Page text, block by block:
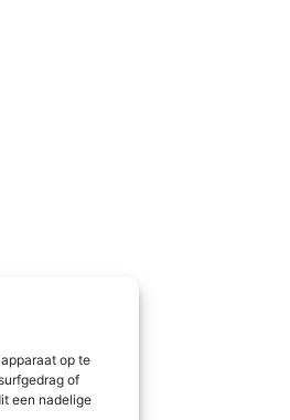
op te
of
een nadelige